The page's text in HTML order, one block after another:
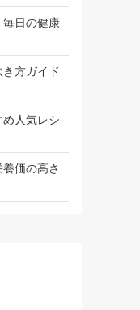
毎日の健康
方ガイド
人気レシ
価の高さ